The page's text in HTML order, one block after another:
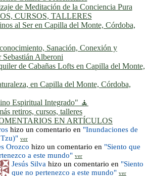
CURSOS, TALLERES
al Ser en Capilla del Monte, Córdoba,
Sanación, Conexión y
Alberoni
de Cabañas Lofts en Capilla del Monte,
en Capilla del Monte, Córdoba,
Espiritual Integrado" 🧘
retiros, cursos, talleres
EN ARTÍCULOS
hizo un comentario en "Inundaciones de
ver
Orozco hizo un comentario en "Siento que
a este mundo" ver
Jesús Silva hizo un comentario en "Siento
que no pertenezco a este mundo" ver